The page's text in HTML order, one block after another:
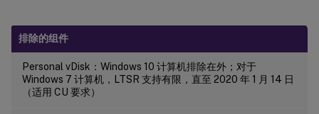
排除的组件
Personal vDisk：Windows 10 计算机排除在外；对于
Windows 7 计算机，LTSR 支持有限，直至 2020 年 1 月 14 日
（适用 CU 要求）